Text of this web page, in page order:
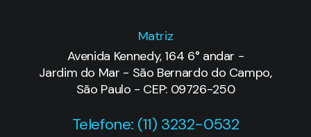
Matriz
Avenida Kennedy, 164 6° andar -
Jardim do Mar - São Bernardo do Campo,
São Paulo - CEP: 09726-250
Telefone: (11) 3232-0532